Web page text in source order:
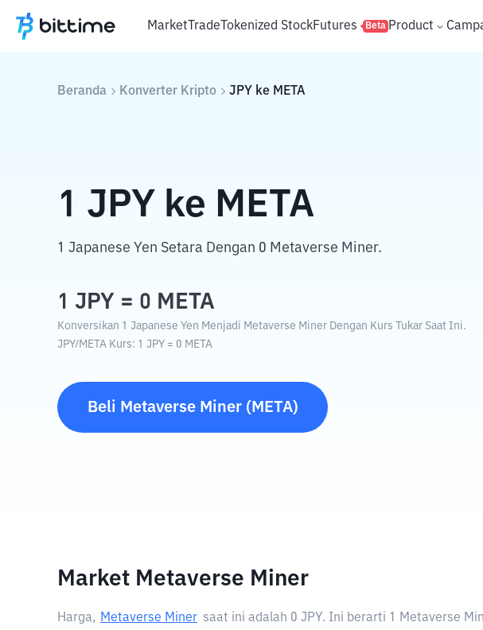
MarketTradeTokenized StockFutures Beta Product
Beranda Konverter Kripto JPY ke META
1 JPY ke META
1 Japanese Yen Setara Dengan 0 Metaverse Miner.
1 JPY = 0 META
Konversikan 1 Japanese Yen Menjadi Metaverse Miner Dengan Kurs Tukar Saat Ini.
JPY/META Kurs: 1 JPY = 0 META
Beli Metaverse Miner( META)
Market Metaverse Miner
Harga, Metaverse Miner saat ini adalah 0 JPY. Ini berarti 1 Metaverse